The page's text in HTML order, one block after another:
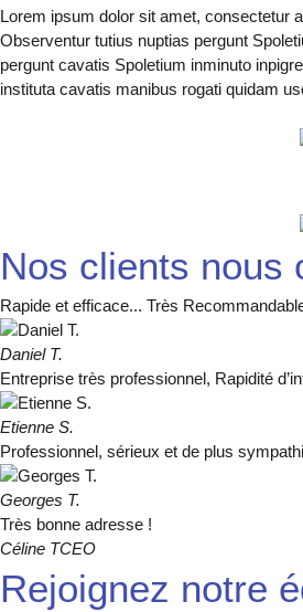
Lorem ipsum dolor sit amet, consectetur
Observentur tutius nuptias pergunt
pergunt cavatis Spoletium inminuto
instituta cavatis manibus rogati quidam
Nos clients nous
Rapide et efficace... Très
Daniel T.
Entreprise très professionnel, Rapidité
Etienne S.
Professionnel, sérieux et de plus
Georges T.
Très bonne adresse !
Céline TCEO
Rejoignez notre